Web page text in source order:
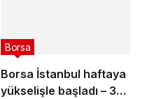
Borsa İstanbul haftaya
yükselişle başladı – 3
Borsa